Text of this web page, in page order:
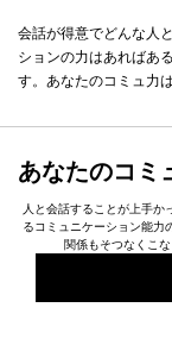
会話が得意でどんな人
ションの力はあればあ
す。あなたのコミュ力
あなたのコミ
人と会話することが上手か
るコミュニケーション能力
関係もそつなくこ